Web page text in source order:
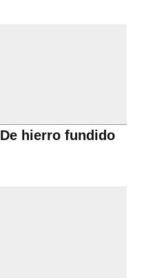
De hierro fundido